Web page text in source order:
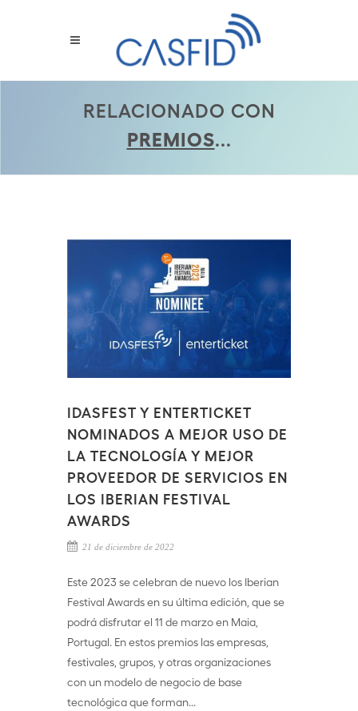
RELACIONADO CON
PREMIOS...
IDASFEST Y ENTERTICKET
NOMINADOS A MEJOR USO DE
LA TECNOLOGÍA Y MEJOR
PROVEEDOR DE SERVICIOS EN
LOS IBERIAN FESTIVAL
AWARDS
21 de diciembre de 2022
Este 2023 se celebran de nuevo los Iberian
Festival Awards en su última edición, que se
podrá disfrutar el 11 de marzo en Maia,
Portugal. En estos premios las empresas,
festivales, grupos, y otras organizaciones
con un modelo de negocio de base
tecnológica que forman...